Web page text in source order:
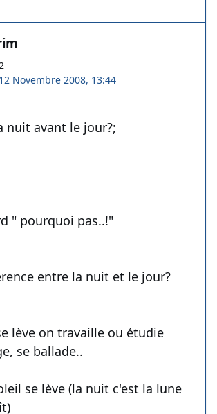
Novembre 2008, 13:44
nuit avant le jour?;
" pourquoi pas..!"
entre la nuit et le jour?
lève on travaille ou étudie
se ballade..
se lève (la nuit c'est la lune